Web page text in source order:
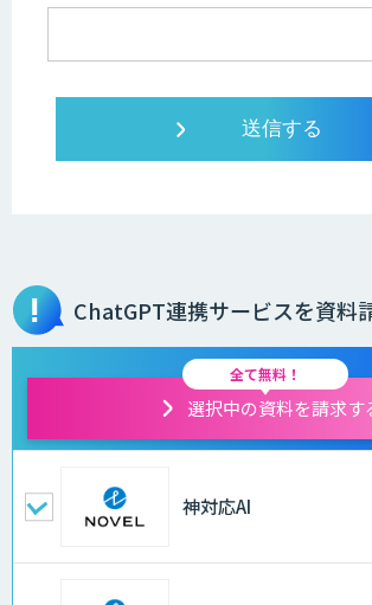
ChatGPT連携サービスを資料
全て無料！
選択中の資料を請求す
神対応AI